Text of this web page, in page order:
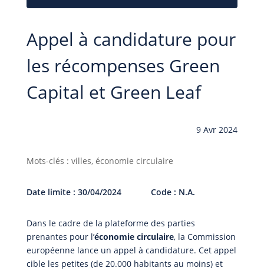
Appel à candidature pour
les récompenses Green
Capital et Green Leaf
9 Avr 2024
Mots-clés : villes, économie circulaire
Date limite : 30/04/2024 Code : N.A.
Dans le cadre de la plateforme des parties
prenantes pour l’économie circulaire, la Commission
européenne lance un appel à candidature. Cet appel
cible les petites (de 20.000 habitants au moins) et